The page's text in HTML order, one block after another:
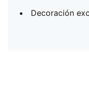
Decoración